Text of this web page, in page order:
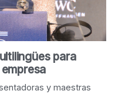
para
y maestras